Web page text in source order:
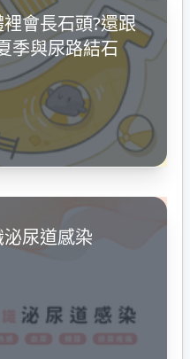
裡會長石頭?還跟
季與尿路結石
泌尿道感染